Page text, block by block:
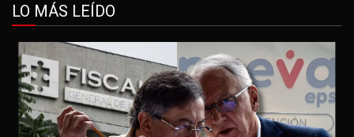
LO MÁS LEÍDO